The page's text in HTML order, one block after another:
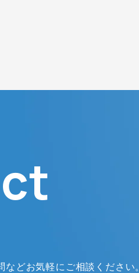
などお気軽にご相談ください。